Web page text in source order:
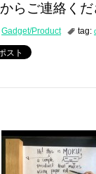
からご連絡く
Gadget/Product tag: